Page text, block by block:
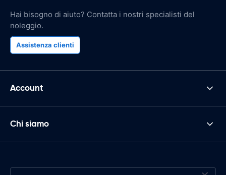
Hai bisogno di aiuto? Contatta i nostri specialisti del
noleggio.
Assistenza clienti
Account
Chi siamo